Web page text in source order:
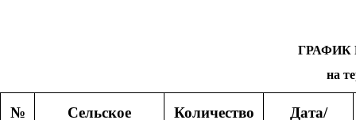
на
№
Сельское
Количество
Дата/